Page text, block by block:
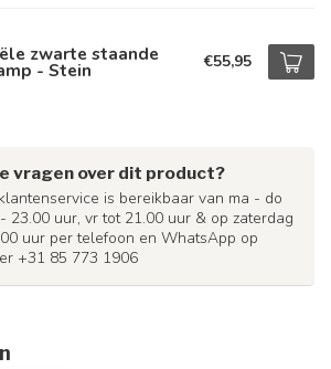
zwarte staande
- Stein €55,95
vragen over dit product?
is bereikbaar van ma - do
23.00 uur, vr tot 21.00 uur & op zaterdag
uur per telefoon en WhatsApp op
+31 85 773 1906